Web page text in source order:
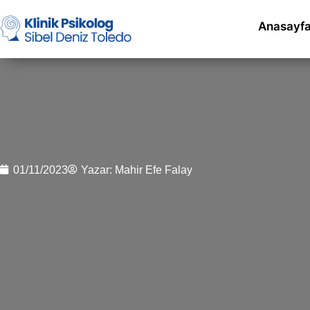
01/11/2023 Yazar: Mahir Efe Falay